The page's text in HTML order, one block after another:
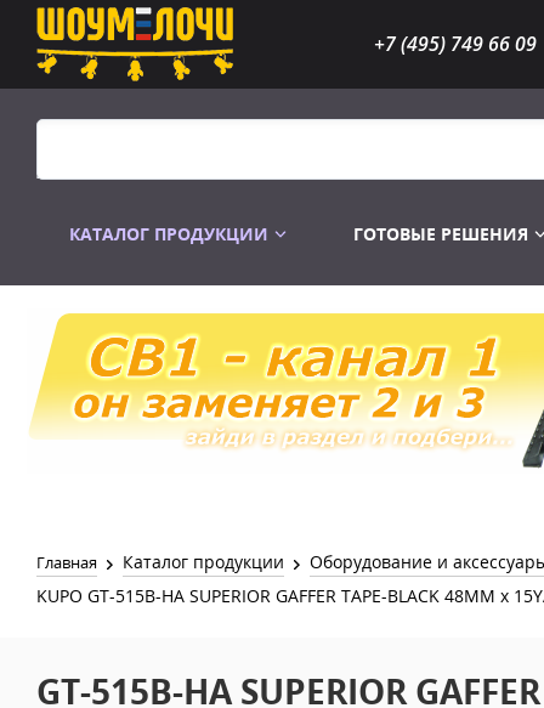
+7 (495) 749 66 09
КАТАЛОГ ПРОДУКЦИИ
Распродажа Лампы
ГОТОВЫЕ РЕШЕНИЯ
Главная Каталог продукции
Оборудование и
KUPO GT-515B-HA SUPERIOR GAFFER TAPE-BLACK 48MM x
GT-515B-HA SUPERIOR